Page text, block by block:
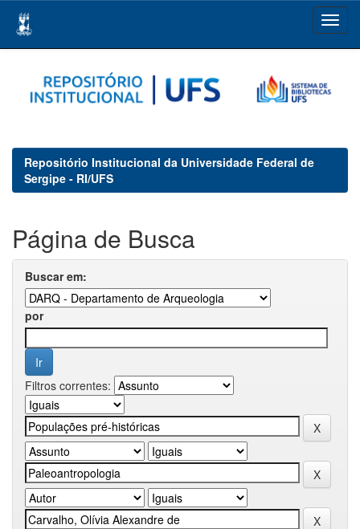
navigation
Repositório Institucional da Universidade Federal de
Sergipe - RI/UFS
Página de Busca
Buscar em:
por
Filtros correntes: